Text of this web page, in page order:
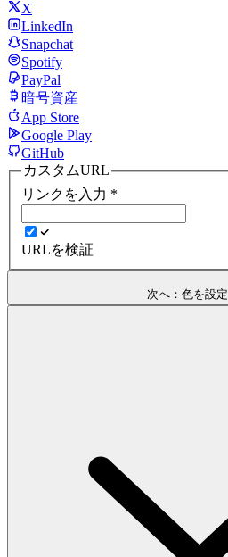
X
LinkedIn
Snapchat
Spotify
PayPal
暗号資産
App Store
Google Play
GitHub
カスタムURL
リンクを入力 *
URLを検証
次へ：色を設定